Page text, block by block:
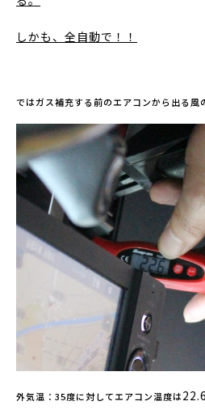
しかも、全自動で！！
ではガス補充する前のエアコンから出る風
外気温：35度に対してエアコン温度は